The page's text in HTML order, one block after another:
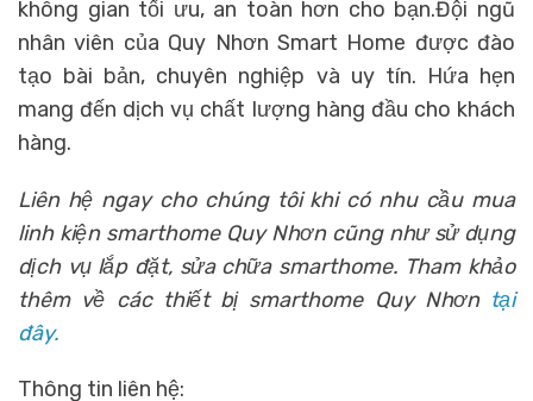
không gian tối ưu, an toàn hơn cho bạn.Đội ngũ
nhân viên của Quy Nhơn Smart Home được đào
tạo bài bản, chuyên nghiệp và uy tín. Hứa hẹn
mang đến dịch vụ chất lượng hàng đầu cho khách
hàng.
Liên hệ ngay cho chúng tôi khi có nhu cầu mua
linh kiện smarthome Quy Nhơn cũng như sử dụng
dịch vụ lắp đặt, sửa chữa smarthome. Tham khảo
thêm về các thiết bị smarthome Quy Nhơn tại
đây.
Thông tin liên hệ: